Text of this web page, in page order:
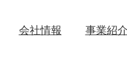
会社情報 事業紹介